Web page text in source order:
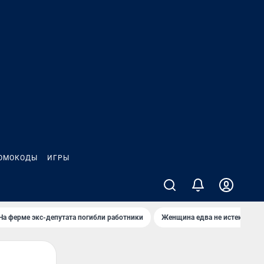
ИГРЫ
ферме экс-депутата погибли работники Женщина едва не истекла